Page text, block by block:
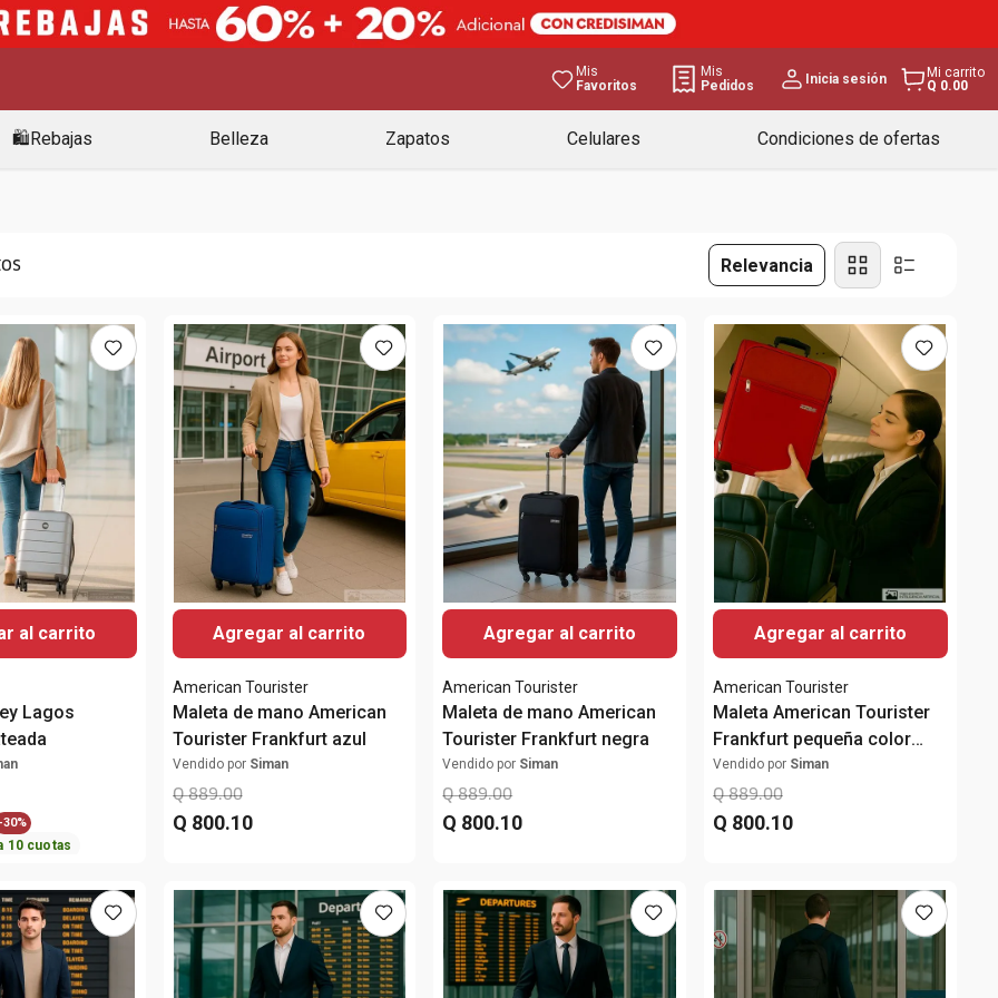
Mis
Favoritos
Mis
Pedidos
Inicia sesión
Mi carrito
Q 0.00
🛍️Rebajas Belleza Zapatos Celulares Condiciones de ofertas
Relevancia
al carrito
Lagos
-30%
10 cuotas
Agregar al carrito
American Tourister
Maleta de mano American
Tourister Frankfurt azul
Vendido por Siman
Q 889.00
Q 800.10
Agregar al carrito
American Tourister
Maleta de mano American
Tourister Frankfurt negra
Vendido por Siman
Q 889.00
Q 800.10
Agregar al carrito
American Tourister
Maleta American Tourister
Frankfurt pequeña color
rojo
Vendido por Siman
Q 889.00
Q 800.10